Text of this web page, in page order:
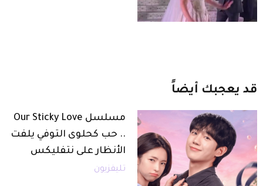
قد يعجبك أيضاً
مسلسل Our Sticky Love
.. حب كحلوى التوفي يلفت
الأنظار على نتفليكس
تليفزيون